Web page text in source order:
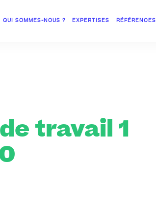
QUI SOMMES-NOUS ? EXPERTISES RÉFÉRENCES
travail 1